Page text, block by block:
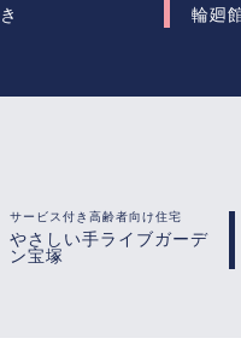
輪廻
サービス付き高齢者向け住宅
やさしい手ライブガーデ
ン宝塚